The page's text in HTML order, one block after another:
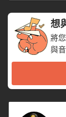
想
將
與